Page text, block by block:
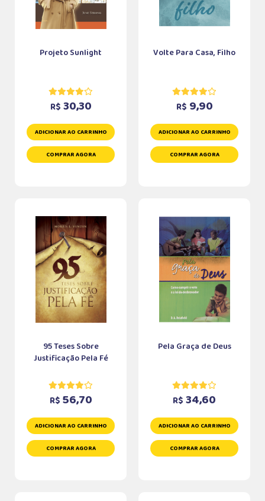
Projeto Sunlight
R$ 30,30
ADICIONAR AO CARRINHO
COMPRAR AGORA
Volte Para Casa, Filho
R$ 9,90
ADICIONAR AO CARRINHO
COMPRAR AGORA
95 Teses Sobre
Justificação Pela Fé
R$ 56,70
ADICIONAR AO CARRINHO
COMPRAR AGORA
Pela Graça de Deus
R$ 34,60
ADICIONAR AO CARRINHO
COMPRAR AGORA